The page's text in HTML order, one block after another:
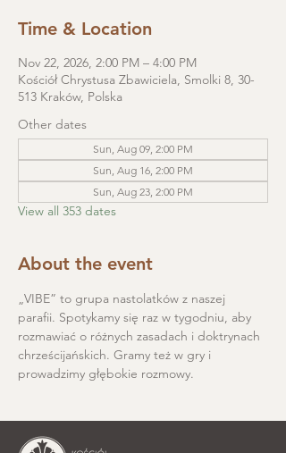
Time & Location
Nov 22, 2026, 2:00 PM – 4:00 PM
Kościół Chrystusa Zbawiciela, Smolki 8, 30-
513 Kraków, Polska
Other dates
Sun, Aug 09, 2:00 PM
Sun, Aug 16, 2:00 PM
Sun, Aug 23, 2:00 PM
View all 353 dates
About the event
„VIBE” to grupa nastolatków z naszej
parafii. Spotykamy się raz w tygodniu, aby
rozmawiać o różnych zasadach i doktrynach
chrześcijańskich. Gramy też w gry i
prowadzimy głębokie rozmowy.